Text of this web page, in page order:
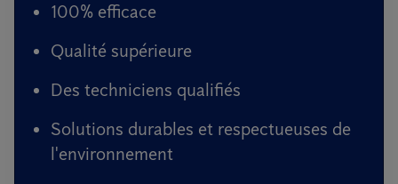
100% efficace
Qualité supérieure
Des techniciens qualifiés
Solutions durables et respectueuses de
l'environnement